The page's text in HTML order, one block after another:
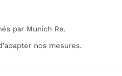
par Munich Re.
nos mesures.